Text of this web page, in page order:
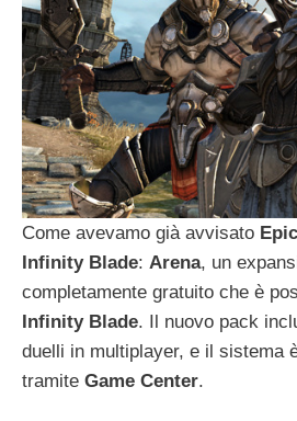
Come avevamo già avvisato Epic
Infinity Blade: Arena, un
completamente gratuito che è
Infinity Blade. Il nuovo pack
duelli in multiplayer, e il sistema
tramite Game Center.